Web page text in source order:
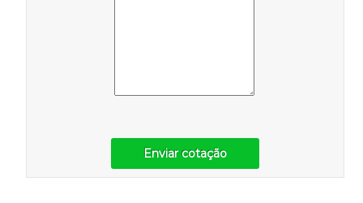
Enviar cotação